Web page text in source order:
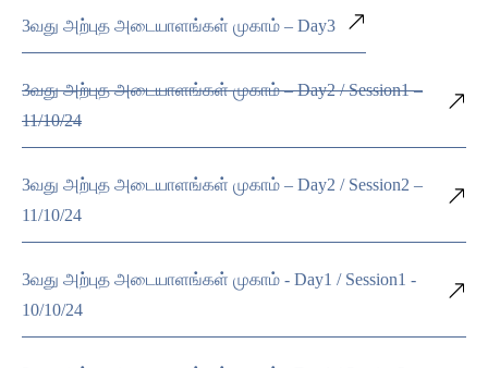
3வது அற்புத அடையாளங்கள் முகாம் – Day3
3வது அற்புத அடையாளங்கள் முகாம் – Day2 / Session1 –
11/10/24
3வது அற்புத அடையாளங்கள் முகாம் – Day2 / Session2 –
11/10/24
3வது அற்புத அடையாளங்கள் முகாம் - Day1 / Session1 -
10/10/24